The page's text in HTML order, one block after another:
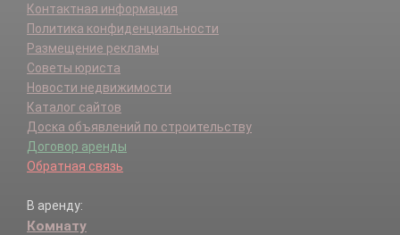
Контактная информация
Политика конфиденциальности
Размещение рекламы
Советы юриста
Новости недвижимости
Каталог сайтов
Доска объявлений по строительству
Договор аренды
Обратная связь
В аренду:
Комнату